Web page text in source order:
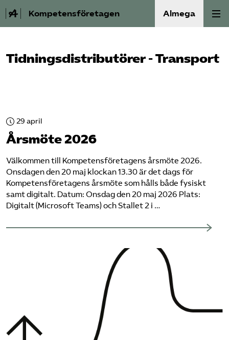
Kompetensföretagen Almega
Våra frågor
Kurser och aktiviteter
Om oss
Bli medlem
Tidningsdistributörer - Transport
29 april
Årsmöte 2026
Välkommen till Kompetens­företagens årsmöte 2026.
Onsdagen den 20 maj klockan 13.30 är det dags för
Kompetens­företagens årsmöte som hålls både fysiskt
samt digitalt. Datum: Onsdag den 20 maj 2026 Plats:
Digitalt (Microsoft Teams) och Stallet 2 i …